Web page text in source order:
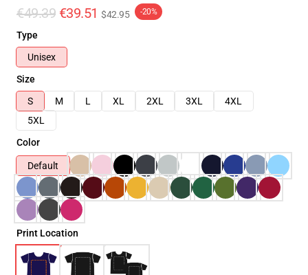
€49.39 €39.51 $42.95 -20%
Type
Unisex
Size
S
M L XL 2XL 3XL
4XL
5XL
Color
Default
Print Location